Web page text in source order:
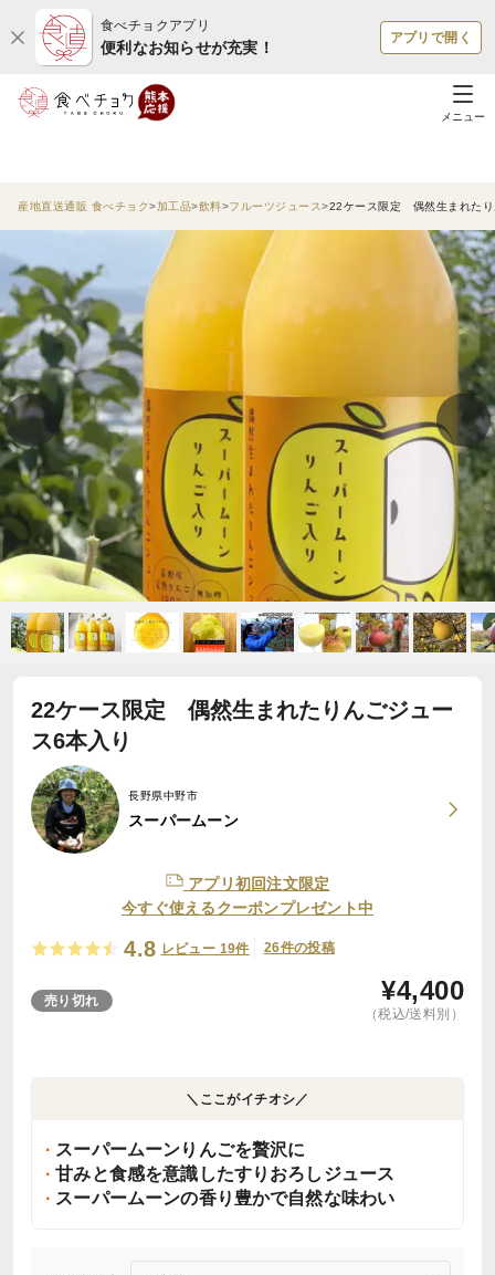
食べチョクアプリ
便利なお知らせが充実！
アプリで開く
メニュー
産地直送通販 食べチョク 加工品 飲料 フルーツジュース 22ケース限定 偶然生まれたり
22ケース限定 偶然生まれたりんごジュー
ス6本入り
長野県中野市
スーパームーン
アプリ初回注文限定
今すぐ使えるクーポンプレゼント中
4.8 レビュー 19件 26件の投稿
売り切れ ¥4,400
（税込/送料別）
＼ここがイチオシ／
スーパームーンりんごを贅沢に
甘みと食感を意識したすりおろしジュース
スーパームーンの香り豊かで自然な味わい